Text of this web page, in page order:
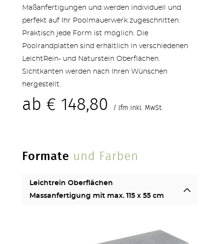
Maßanfertigungen und werden individuell und
perfekt auf Ihr Poolmauerwerk zugeschnitten.
Praktisch jede Form ist möglich. Die
Poolrandplatten sind erhältlich in verschiedenen
LeichtRein- und Naturstein Oberflächen.
Sichtkanten werden nach Ihren Wünschen
hergestellt.
ab € 148,80 / lfm inkl. MwSt.
Formate und Farben
Leichtrein Oberflächen
Massanfertigung mit max. 115 x 55 cm